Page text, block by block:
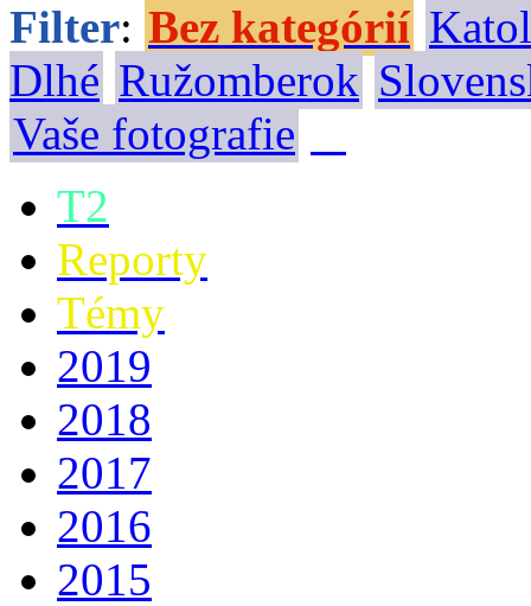
Filter: Bez kategórií
Dlhé Ružomberok
Vaše fotografie
T2
Reporty
Témy
2019
2018
2017
2016
2015